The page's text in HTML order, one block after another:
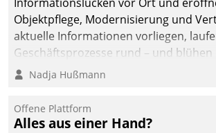
die Bereitschaft, sich zu überprüfen,
und zu verändern.
Objektpflege, Modernisierung und
aktuelle Informationen vorliegen,
Geschäftsprozesse rund – und blühen
Nadja Hußmann
Offene Plattform
Alles aus einer Hand?